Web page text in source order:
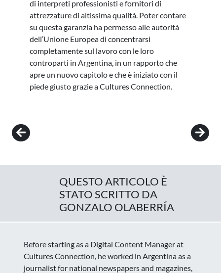
di interpreti professionisti e fornitori di
attrezzature di altissima qualità. Poter contare
su questa garanzia ha permesso alle autorità
dell’Unione Europea di concentrarsi
completamente sul lavoro con le loro
controparti in Argentina, in un rapporto che
apre un nuovo capitolo e che è iniziato con il
piede giusto grazie a Cultures Connection.
Post navigation
QUESTO ARTICOLO È
STATO SCRITTO DA
GONZALO OLABERRÍA
Before starting as a Digital Content Manager at
Cultures Connection, he worked in Argentina as a
journalist for national newspapers and magazines,